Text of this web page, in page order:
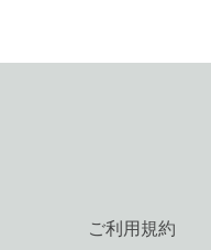
ご利用規約